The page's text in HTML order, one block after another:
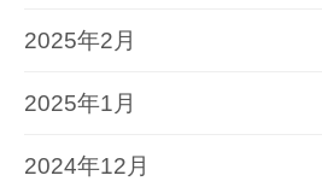
2025年2月
2025年1月
2024年12月